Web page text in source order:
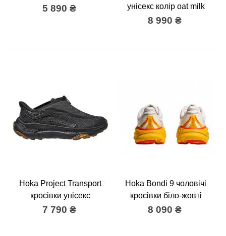
5 890 ₴
унісекс колір oat milk
8 990 ₴
Hoka Project Transport
кросівки унісекс
7 790 ₴
Hoka Bondi 9 чоловічі
кросівки біло-жовті
8 090 ₴